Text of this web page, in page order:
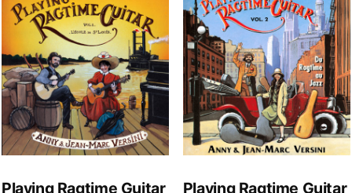
Playing Ragtime Guitar
Playing Ragtime Guitar